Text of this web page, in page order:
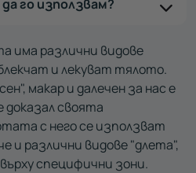
го използвам?
има различни видове
и лекуват тялото.
макар и далечен за нас е
доказал своята
с него се използват
и различни видове "длета",
специфични зони.